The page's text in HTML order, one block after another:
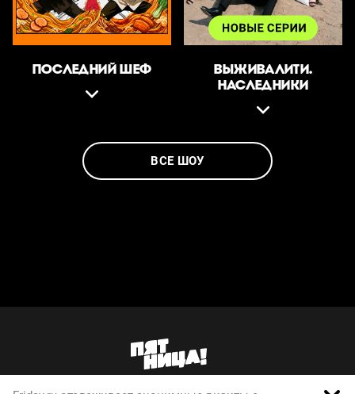
ПОСЛЕДНИЙ ШЕФ
ВЫЖИВАЛИТИ.
НАСЛЕДНИКИ
ВСЕ ШОУ